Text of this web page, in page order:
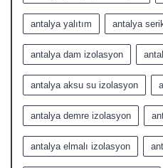
antalya yalıtım antalya
antalya dam izolasyon
antalya aksu su izolasyon
antalya demre izolasyon
antalya elmalı izolasyon